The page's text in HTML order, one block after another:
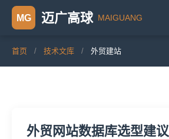
MG 迈广高球 MAIGUANG
首页 / 技术文库 / 外贸建站
外贸网站数据库选型建议